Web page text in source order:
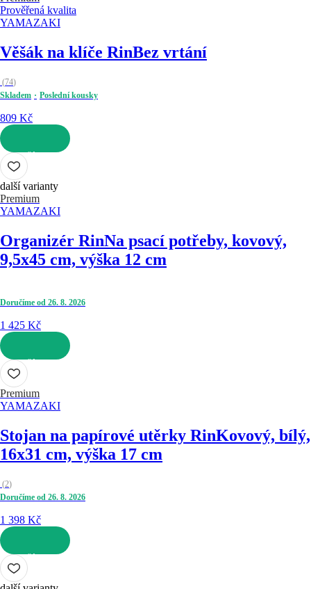
Prověřená kvalita
YAMAZAKI
Věšák na klíče RinBez vrtání
(74)
Skladem
Poslední kousky
809 Kč
DO KOŠÍKU
další varianty
Premium
YAMAZAKI
Organizér RinNa psací potřeby, kovový,
9,5x45 cm, výška 12 cm
Doručíme od 26. 8. 2026
1 425 Kč
DO KOŠÍKU
Premium
YAMAZAKI
Stojan na papírové utěrky RinKovový, bílý,
16x31 cm, výška 17 cm
(2)
Doručíme od 26. 8. 2026
1 398 Kč
DO KOŠÍKU